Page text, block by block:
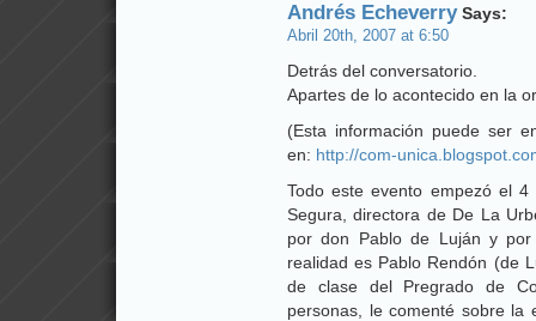
Andrés EcheverrySays:
Abril 20th, 2007 at 6:50
Detrás del conversatorio.
Apartes de lo acontecido en la
(Esta información puede ser
en: http://com-
Todo este evento empezó el
Segura, directora de De La
por don Pablo de Luján y por
realidad es Pablo Rendón (de
de clase del Pregrado de
personas, le comenté sobre la